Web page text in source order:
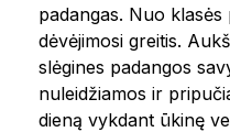
padangas. Nuo
dėvėjimosi greitis.
slėgines padangos
nuleidžiamos ir
dieną vykdant ūkinę